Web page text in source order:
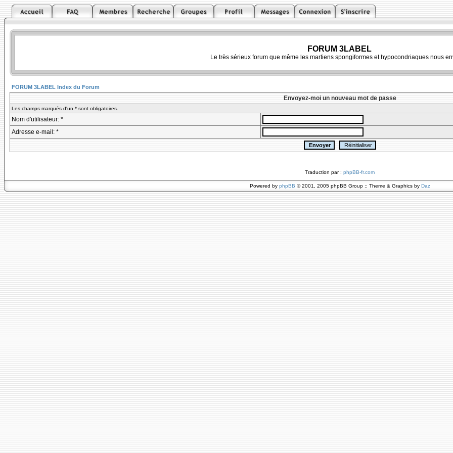
FORUM 3LABEL
Le très sérieux forum que même les martiens spongiformes et hypocondriaques nous
FORUM 3LABEL Index du Forum
Envoyez-moi un nouveau mot de passe
Les champs marqués d'un * sont obligatoires.
Nom d'utilisateur: *
Adresse e-mail: *
Traduction par : phpBB-fr.com
Powered by phpBB © 2001, 2005 phpBB Group :: Theme & Graphics by Daz